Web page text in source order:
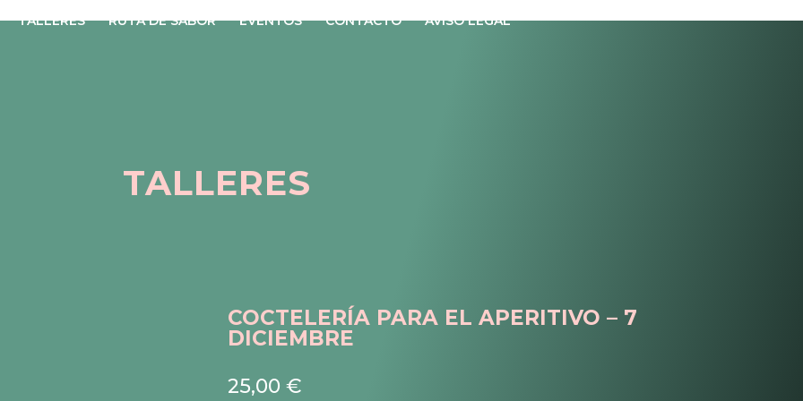
TALLERES RUTA DE SABOR EVENTOS CONTACTO AVISO LEGAL
TALLERES
COCTELERÍA PARA EL APERITIVO – 7
DICIEMBRE
25,00 €